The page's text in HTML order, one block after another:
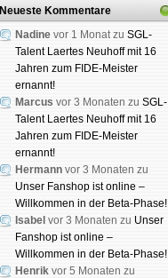
Neueste Kommentare
Nadine vor 1 Monat zu SGL-
Talent Laertes Neuhoff mit 16
Jahren zum FIDE-Meister
ernannt!
Marcus vor 3 Monaten zu SGL-
Talent Laertes Neuhoff mit 16
Jahren zum FIDE-Meister
ernannt!
Hermann vor 3 Monaten zu
Unser Fanshop ist online –
Willkommen in der Beta-Phase!
Isabel vor 3 Monaten zu Unser
Fanshop ist online –
Willkommen in der Beta-Phase!
Henrik vor 5 Monaten zu